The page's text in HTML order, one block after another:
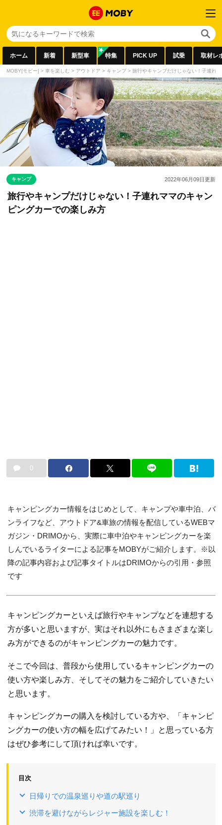
ホーム 新着 新型車 特集 PICK UP 試乗 取材レ
MOBY[モビー] > 車を楽しむ > アウトドア > キャンプ > 旅行やキャンプだけじゃない！子連れ
キャンプ 2022年06月09日更新
旅行やキャンプだけじゃない！子連れママのキャン
ピングカーでの楽しみ方
0
キャンピングカー情報をはじめとして、キャンプや車中泊、バ
ンライフなど、アウトドア&車旅の情報を配信しているWEBマ
ガジン・DRIMOから、実際に車中泊やキャンピングカーを楽
しんでいるライターによる記事をMOBYがご紹介します。※以
降の記事内容および記事タイトルはDRIMOからの引用・参照
です
キャンピングカーといえば旅行やキャンプなどを連想する
方が多いと思いますが、実はそれ以外にもさまざまな楽し
み方ができるのがキャンピングカーの魅力です。
そこで今回は、普段から使用しているキャンピングカーの
使い方や楽しみ方、そしてその魅力をご紹介していきたい
と思います。
キャンピングカーの購入を検討している方や、「キャンピ
ングカーの使い方の幅を広げてみたい！」と思っている方
はぜひ参考にして頂ければ幸いです。
目次
日帰りでの温泉巡りや道の駅巡り
渋滞を避けながらレジャー施設を楽しむ！